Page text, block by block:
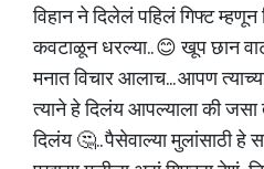
विहान ने दिलेलं पहिलं गिफ्ट
कवटाळून धरल्या.. 😊 खूप छान
मनात विचार आलाच... आपण
त्याने हे दिलंय आपल्याला की
दिलंय 🤔.. पैसेवाल्या मुलांसाठी